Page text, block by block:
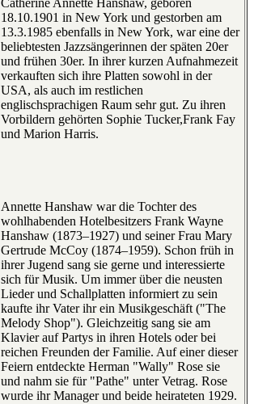
Catherine Annette Hanshaw, geboren
18.10.1901 in New York und gestorben am
13.3.1985 ebenfalls in New York, war eine der
beliebtesten Jazzsängerinnen der späten 20er
und frühen 30er. In ihrer kurzen Aufnahmezeit
verkauften sich ihre Platten sowohl in der
USA, als auch im restlichen
englischsprachigen Raum sehr gut. Zu ihren
Vorbildern gehörten Sophie Tucker,Frank Fay
und Marion Harris.
Annette Hanshaw war die Tochter des
wohlhabenden Hotelbesitzers Frank Wayne
Hanshaw (1873–1927) und seiner Frau Mary
Gertrude McCoy (1874–1959). Schon früh in
ihrer Jugend sang sie gerne und interessierte
sich für Musik. Um immer über die neusten
Lieder und Schallplatten informiert zu sein
kaufte ihr Vater ihr ein Musikgeschäft ("The
Melody Shop"). Gleichzeitig sang sie am
Klavier auf Partys in ihren Hotels oder bei
reichen Freunden der Familie. Auf einer dieser
Feiern entdeckte Herman "Wally" Rose sie
und nahm sie für "Pathe" unter Vetrag. Rose
wurde ihr Manager und beide heirateten 1929.